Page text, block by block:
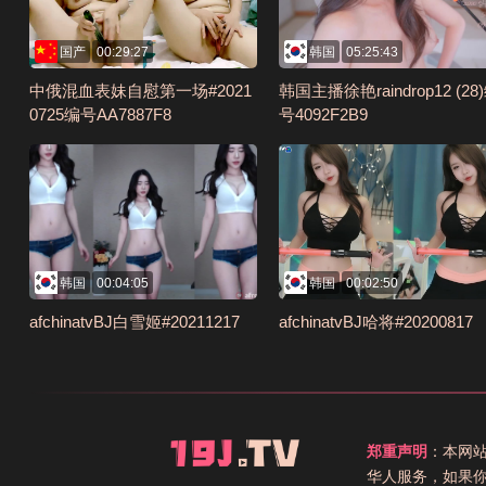
国产 00:29:27
中俄混血表妹自慰第一场#2021
0725编号AA7887F8
韩国 05:25:43
韩国主播徐艳raindrop12
号4092F2B9
韩国 00:04:05
afchinatvBJ白雪姬#20211217
韩国 00:02:50
afchinatvBJ哈将#20200817
郑重声明 ：本网
华人服务，如果